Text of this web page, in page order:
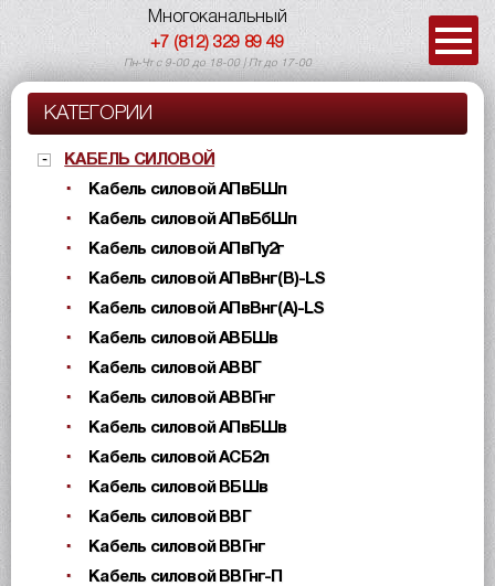
Многоканальный
+7 (812) 329 89 49
Пн-Чт с 9-00 до 18-00 | Пт до 17-00
КАТЕГОРИИ
КАБЕЛЬ СИЛОВОЙ
Кабель силовой АПвБШп
Кабель силовой АПвБбШп
Кабель силовой АПвПу2г
Кабель силовой АПвВнг(B)-LS
Кабель силовой АПвВнг(A)-LS
Кабель силовой АВБШв
Кабель силовой АВВГ
Кабель силовой АВВГнг
Кабель силовой АПвБШв
Кабель силовой АСБ2л
Кабель силовой ВБШв
Кабель силовой ВВГ
Кабель силовой ВВГнг
Кабель силовой ВВГнг-П